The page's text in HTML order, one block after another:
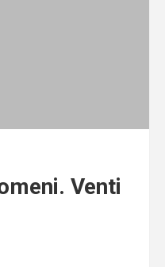
Venti